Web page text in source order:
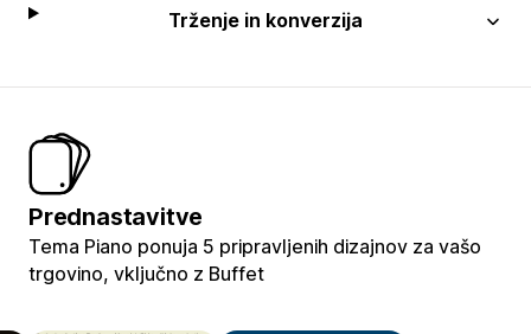
Trženje in konverzija
Prednastavitve
Tema Piano ponuja 5 pripravljenih dizajnov za vašo
trgovino, vključno z Buffet